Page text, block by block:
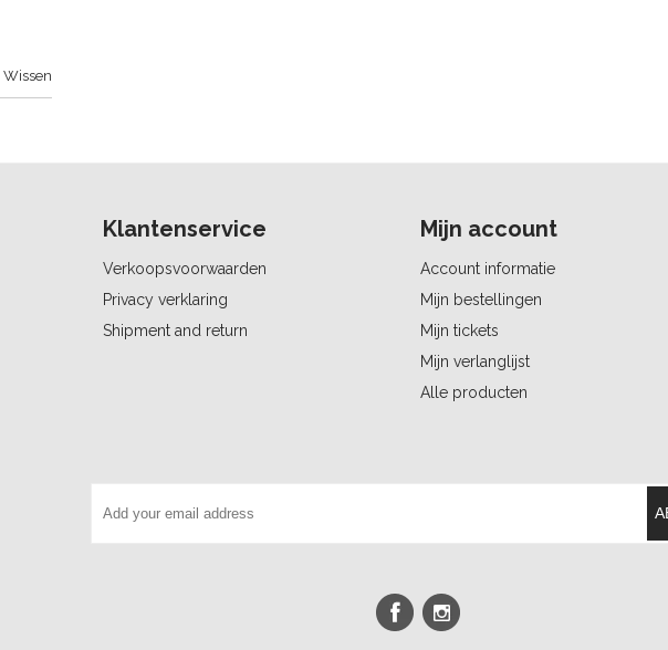
Wissen
Klantenservice
Verkoopsvoorwaarden
Privacy verklaring
Shipment and return
Mijn account
Account informatie
Mijn bestellingen
Mijn tickets
Mijn verlanglijst
Alle producten